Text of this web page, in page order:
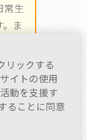
常生
ま
る
れ、
なり
リックする
イトの使用
動を支援す
ることに同意